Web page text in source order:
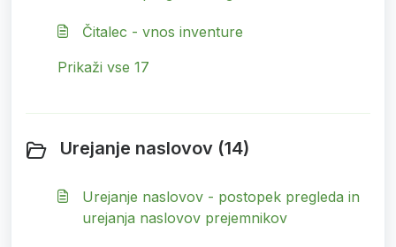
Čitalec - vnos inventure
Prikaži vse 17
Urejanje naslovov (14)
Urejanje naslovov - postopek pregleda in
urejanja naslovov prejemnikov